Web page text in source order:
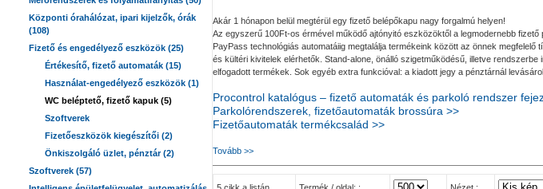
Központi órahálózat, ipari kijelzők, órák
(108)
Fizető és engedélyező eszközök (25)
Értékesítő, fizető automaták (15)
Használat-engedélyező eszközök (1)
WC beléptető, fizető kapuk (5)
Szoftverek
Fizetőeszközök kiegészítői (2)
Önkiszolgáló üzlet, pénztár (2)
Szoftverek (57)
Akár 1 hónapon belül megtérül egy fizető belépőkapu nagy forgalmú helyen!
Az egyszerű 100Ft-os érmével működő ajtónyitó eszközöktől a legmodernebb
PayPass technológiás automatáiig megtalálja termékeink között az önnek
és kültéri kivitelek elérhetők. Stand-alone, önálló szigetműködésű, illetve
elfogadott termékek. Sok egyéb extra funkcióval: a kiadott jegy a pénztárnál
Procontrol katalógus – fizető automaták és parkoló rendszer
Parkolórendszerek, fizetőautomaták brossúra >>
Fizetőautomaták termékcsalád >>
Tovább >>